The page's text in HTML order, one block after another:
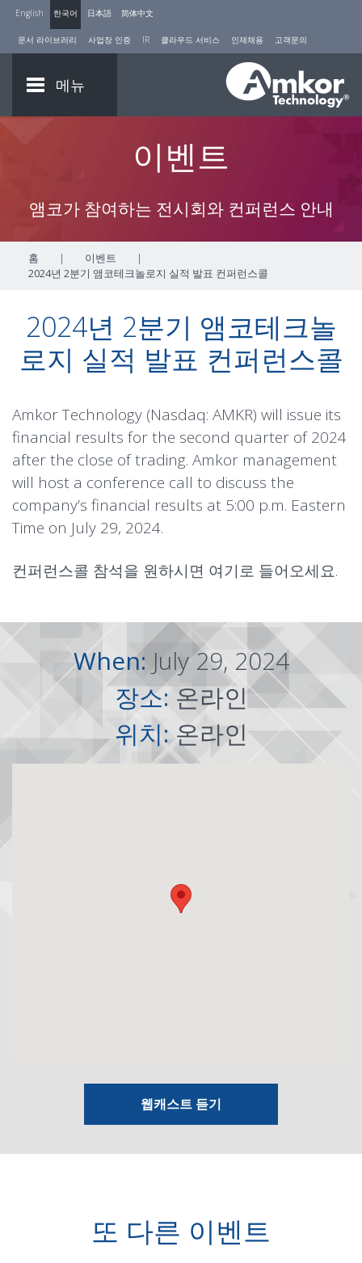
English 한국어 日本語 简体中文
문서 라이브러리 사업장 인증 IR 클라우드 서비스 인재채용 고객문의
메뉴
이벤트
앰코가 참여하는 전시회와 컨퍼런스 안내
홈 | 이벤트
|
2024년 2분기 앰코테크놀로지 실적 발표 컨퍼런스콜
2024년 2분기 앰코테크놀
로지 실적 발표 컨퍼런스콜
Amkor Technology (Nasdaq: AMKR) will issue its
financial results for the second quarter of 2024
after the close of trading. Amkor management
will host a conference call to discuss the
company’s financial results at 5:00 p.m. Eastern
Time on July 29, 2024.
컨퍼런스콜 참석을 원하시면 여기로 들어오세요.
When: July 29, 2024
장소:온라인
위치:온라인
웹캐스트 듣기
또 다른 이벤트